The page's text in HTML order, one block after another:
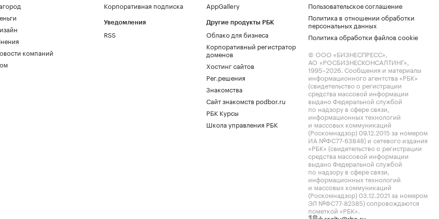
компаний
Корпоративная подписка
Уведомления
RSS
AppGallery
Другие продукты РБК
Облако для бизнеса
Корпоративный регистратор
доменов
Хостинг сайтов
Рег.решения
Знакомства
Сайт знакомств podbor.ru
РБК Курсы
Школа управления РБК
Пользовательское соглашение
Политика в отношении обработки
персональных данных
Политика обработки файлов cookie
© ООО «БИЗНЕСПРЕСС»,
АО «РОСБИЗНЕСКОНСАЛТИНГ»,
1995–2026. Сообщения и материалы
информационного агентства «РБК»
(свидетельство о регистрации
средства массовой информации
выдано Федеральной службой
по надзору в сфере связи,
информационных технологий
и массовых коммуникаций
(Роскомнадзор) 09.12.2015 за номером
ИА №ФС77-63848) и сетевого издания
«РБК» (свидетельство о регистрации
средства массовой информации
выдано Федеральной службой
по надзору в сфере связи,
информационных технологий
и массовых коммуникаций
(Роскомнадзор) 03.12.2021 за номером
ЭЛ №ФС77-82385) сопровождаются
пометкой «РБК».